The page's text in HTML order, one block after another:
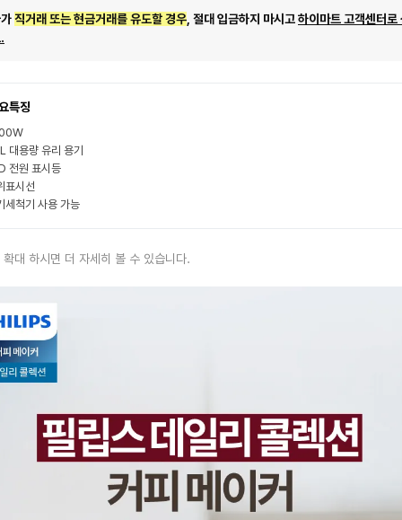
직거래 또는 현금거래를 유도할 경우, 절대 입금하지 마시고하이마트 고객센터로
특징
대용량 유리 용기
전원 표시등
표시선
척기 사용 가능
대 하시면 더 자세히 볼 수 있습니다.